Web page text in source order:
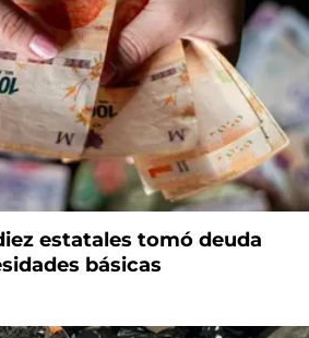
estatales tomó deuda
básicas